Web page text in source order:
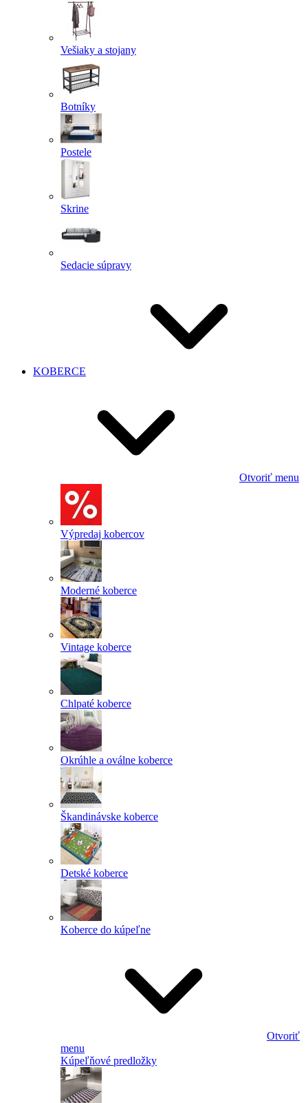
Vešiaky a stojany
Botníky
Postele
Skrine
Sedacie súpravy
KOBERCE
Otvoriť menu
Výpredaj kobercov
Moderné koberce
Vintage koberce
Chlpaté koberce
Okrúhle a oválne koberce
Škandinávske koberce
Detské koberce
Koberce do kúpeľne
Otvoriť
menu
Kúpeľňové predložky